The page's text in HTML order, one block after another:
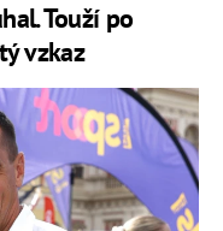
Touží po
vzkaz